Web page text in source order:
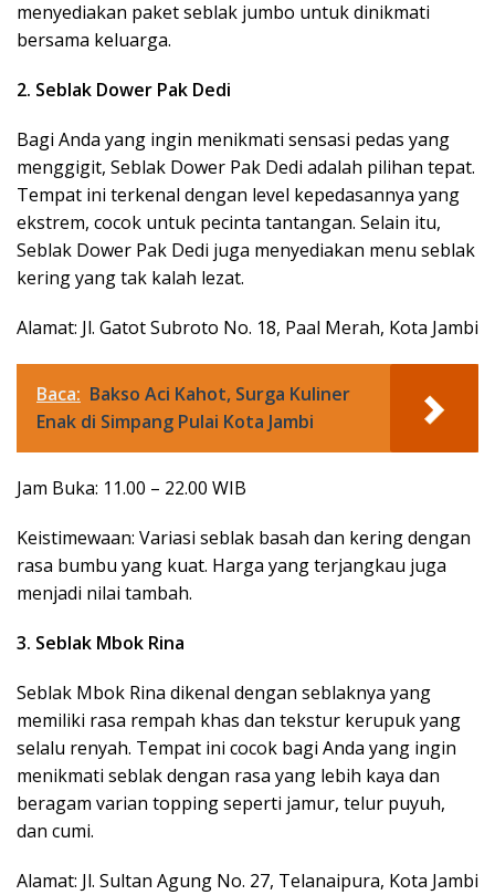
menyediakan paket seblak jumbo untuk dinikmati
bersama keluarga.
2. Seblak Dower Pak Dedi
Bagi Anda yang ingin menikmati sensasi pedas yang
menggigit, Seblak Dower Pak Dedi adalah pilihan tepat.
Tempat ini terkenal dengan level kepedasannya yang
ekstrem, cocok untuk pecinta tantangan. Selain itu,
Seblak Dower Pak Dedi juga menyediakan menu seblak
kering yang tak kalah lezat.
Alamat: Jl. Gatot Subroto No. 18, Paal Merah, Kota Jambi
Baca: Bakso Aci Kahot, Surga Kuliner
Enak di Simpang Pulai Kota Jambi
Jam Buka: 11.00 – 22.00 WIB
Keistimewaan: Variasi seblak basah dan kering dengan
rasa bumbu yang kuat. Harga yang terjangkau juga
menjadi nilai tambah.
3. Seblak Mbok Rina
Seblak Mbok Rina dikenal dengan seblaknya yang
memiliki rasa rempah khas dan tekstur kerupuk yang
selalu renyah. Tempat ini cocok bagi Anda yang ingin
menikmati seblak dengan rasa yang lebih kaya dan
beragam varian topping seperti jamur, telur puyuh,
dan cumi.
Alamat: Jl. Sultan Agung No. 27, Telanaipura, Kota Jambi